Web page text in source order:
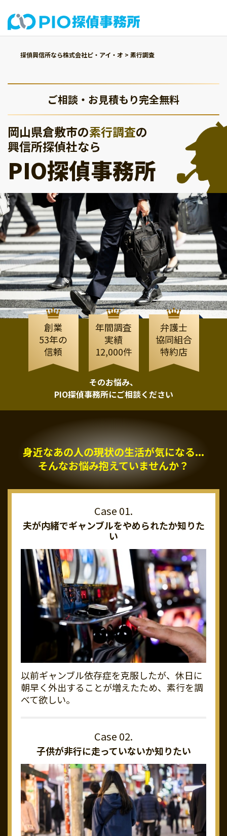
探偵興信所なら株式会社ピ・アイ・オ > 素行調査
ご相談・お見積もり完全無料
岡山県倉敷市の素行調査の
興信所探偵社なら
PIO探偵事務所
創業
53年の
信頼
年間調査
実績
12,000件
弁護士
協同組合
特約店
そのお悩み、
PIO探偵事務所にご相談ください
身近なあの人の現状の生活が気になる...
そんなお悩み抱えていませんか？
夫が内緒でギャンブルをやめられたか知りた
い
以前ギャンブル依存症を克服したが、休日に
朝早く外出することが増えたため、素行を調
べて欲しい。
子供が非行に走っていないか知りたい